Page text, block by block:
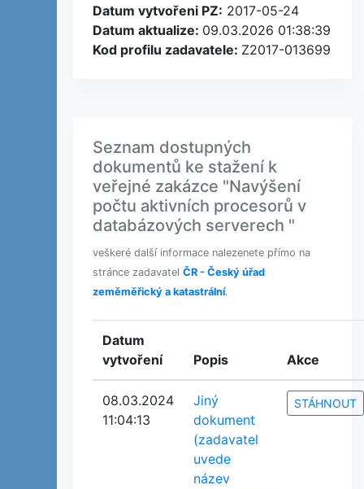
Datum vytvořeni PZ: 2017-05-24
Datum aktualize: 09.03.2026 01:38:39
Kod profilu zadavatele: Z2017-013699
Seznam dostupných
dokumentů ke stažení k
veřejné zakázce "Navýšení
počtu aktivních procesorů v
databázových serverech "
veškeré další informace nalezenete přímo na
stránce zadavatel ČR - Český úřad
zeměměřický a katastrální.
Datum
vytvoření
Popis Akce
08.03.2024
11:04:13
Jiný
dokument
(zadavatel
uvede
název
STÁHNOUT